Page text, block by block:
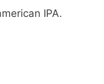
IPA.